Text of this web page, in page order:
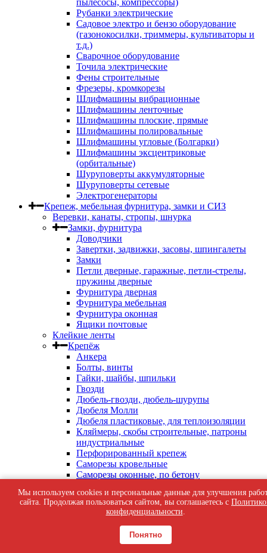
Рубанки электрические
Садовое электро и бензо оборудование
(газонокосилки, триммеры, культиваторы и
т.д.)
Сварочное оборудование
Точила электрические
Фены строительные
Фрезеры, кромкорезы
Шлифмашины вибрационные
Шлифмашины ленточные
Шлифмашины плоские, прямые
Шлифмашины полировальные
Шлифмашины угловые (Болгарки)
Шлифмашины эксцентриковые
(орбитальные)
Шуруповерты аккумуляторные
Шуруповерты сетевые
Электрогенераторы
Крепеж, мебельная фурнитура, замки и СИЗ
Веревки, канаты, стропы, шнурка
Замки, фурнитура
Доводчики
Завертки, задвижки, засовы, шпингалеты
Замки
Петли дверные, гаражные, петли-стрелы,
пружины дверные
Фурнитура дверная
Фурнитура мебельная
Фурнитура оконная
Ящики почтовые
Клейкие ленты
Крепёж
Анкера
Болты, винты
Гайки, шайбы, шпильки
Гвозди
Дюбель-гвозди, дюбель-шурупы
Дюбеля Молли
Дюбеля пластиковые, для теплоизоляции
Кляймеры, скобы строительные, патроны
индустриальные
Перфорированный крепеж
Саморезы кровельные
Саморезы оконные, по бетону
Саморезы черные
Такелаж
Тросы, цепи
Шурупы жёлтые универсальные
Шурупы с шестигранной головкой, с
Мы используем cookies и персональные данные для улучшения
сайта. Продолжая пользоваться сайтом, вы соглашаетесь с
конфиденциальности.
Понятно